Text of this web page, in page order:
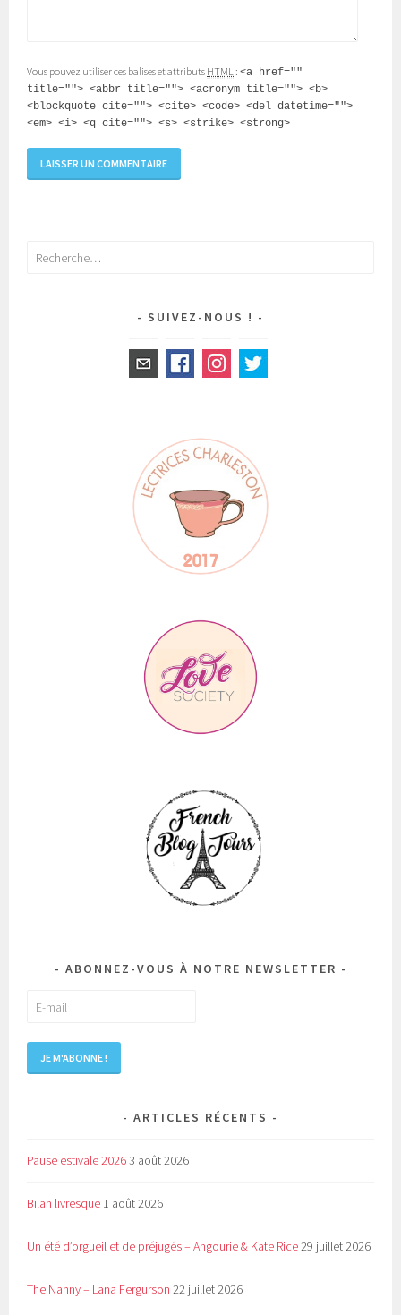
Vous pouvez utiliser ces balises et attributs HTML :<a href=""
title=""> <abbr title=""> <acronym title=""> <b>
<blockquote cite=""> <cite> <code> <del datetime="">
<em> <i> <q cite=""> <s> <strike> <strong>
Rechercher :
SUIVEZ-NOUS !
ABONNEZ-VOUS À NOTRE NEWSLETTER
ARTICLES RÉCENTS
Pause estivale 20263 août 2026
Bilan livresque 1 août 2026
Un été d’orgueil et de préjugés – Angourie & Kate Rice29 juillet 2026
The Nanny – Lana Fergurson 22 juillet 2026